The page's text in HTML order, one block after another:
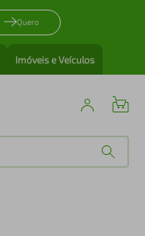
Quero
Imóveis e Veículos